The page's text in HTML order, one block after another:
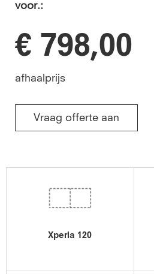
voor.:
€ 798,00
afhaalprijs
Vraag offerte aan
Xperia 120